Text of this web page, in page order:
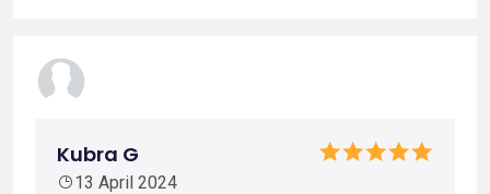
Kubra G
13 April 2024